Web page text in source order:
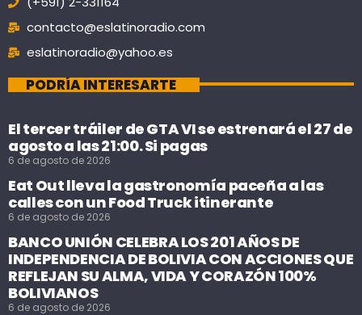
contacto@eslatinoradio.com
eslatinoradio@yahoo.es
PODRÍA INTERESARTE
El tercer tráiler de GTA VI se estrenará el 27 de
agosto a las 21:00. Si pagas
6 de agosto de 2026
Eat Out lleva la gastronomía paceña a las
calles con un Food Truck itinerante
6 de agosto de 2026
BANCO UNIÓN CELEBRA LOS 201 AÑOS DE
INDEPENDENCIA DE BOLIVIA CON ACCIONES QUE
REFLEJAN SU ALMA, VIDA Y CORAZÓN 100%
BOLIVIANOS
6 de agosto de 2026